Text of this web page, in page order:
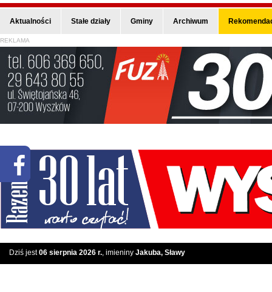
Aktualności Stałe działy Gminy Archiwum
REKLAMA
Dziś jest06 sierpnia 2026 r., imieniny Jakuba, Sławy